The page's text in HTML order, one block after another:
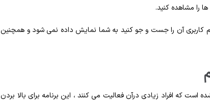
را مشاهده کنید.
آن را جست و جو کنید به شما نمایش داده نمی شود و همچنین
که افراد زیادی درآن فعالیت می کنند ، این برنامه برای بالا بردن